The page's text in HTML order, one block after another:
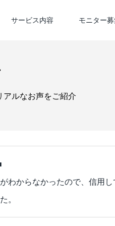
サービス内容 モニター
ルなお声をご紹介
わからなかったので、信用
。